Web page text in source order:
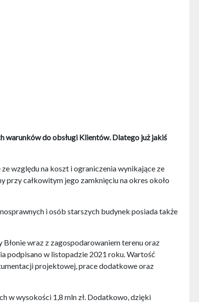
warunków do obsługi Klientów. Dlatego już jakiś
względu na koszt i ograniczenia wynikające ze
przy całkowitym jego zamknięciu na okres około
i osób starszych budynek posiada także
wraz z zagospodarowaniem terenu oraz
podpisano w listopadzie 2021 roku. Wartość
projektowej, prace dodatkowe oraz
w wysokości 1,8 mln zł. Dodatkowo, dzięki